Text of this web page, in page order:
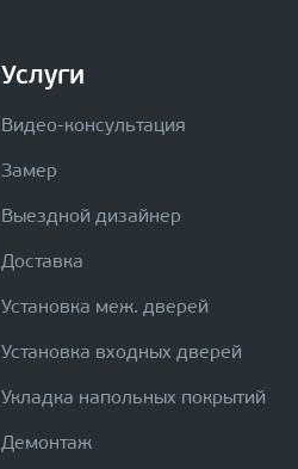
Услуги
Видео-консультация
Замер
Выездной дизайнер
Доставка
Установка меж. дверей
Установка входных дверей
Укладка напольных покрытий
Демонтаж